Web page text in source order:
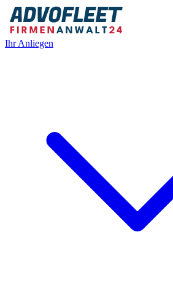
Ihr Anliegen